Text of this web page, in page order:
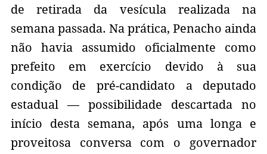
de retirada da vesícula realizada na
semana passada. Na prática, Penacho ainda
não havia assumido oficialmente como
prefeito em exercício devido à sua
condição de pré-candidato a deputado
estadual — possibilidade descartada no
início desta semana, após uma longa e
proveitosa conversa com o governador